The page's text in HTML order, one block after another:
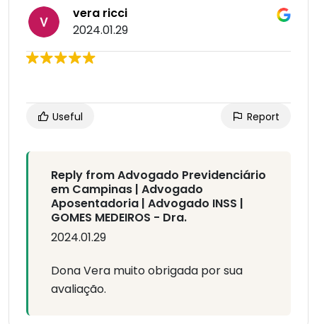
vera ricci
2024.01.29
Useful Report
Reply from Advogado Previdenciário
em Campinas | Advogado
Aposentadoria | Advogado INSS |
GOMES MEDEIROS - Dra.
2024.01.29
Dona Vera muito obrigada por sua
avaliação.